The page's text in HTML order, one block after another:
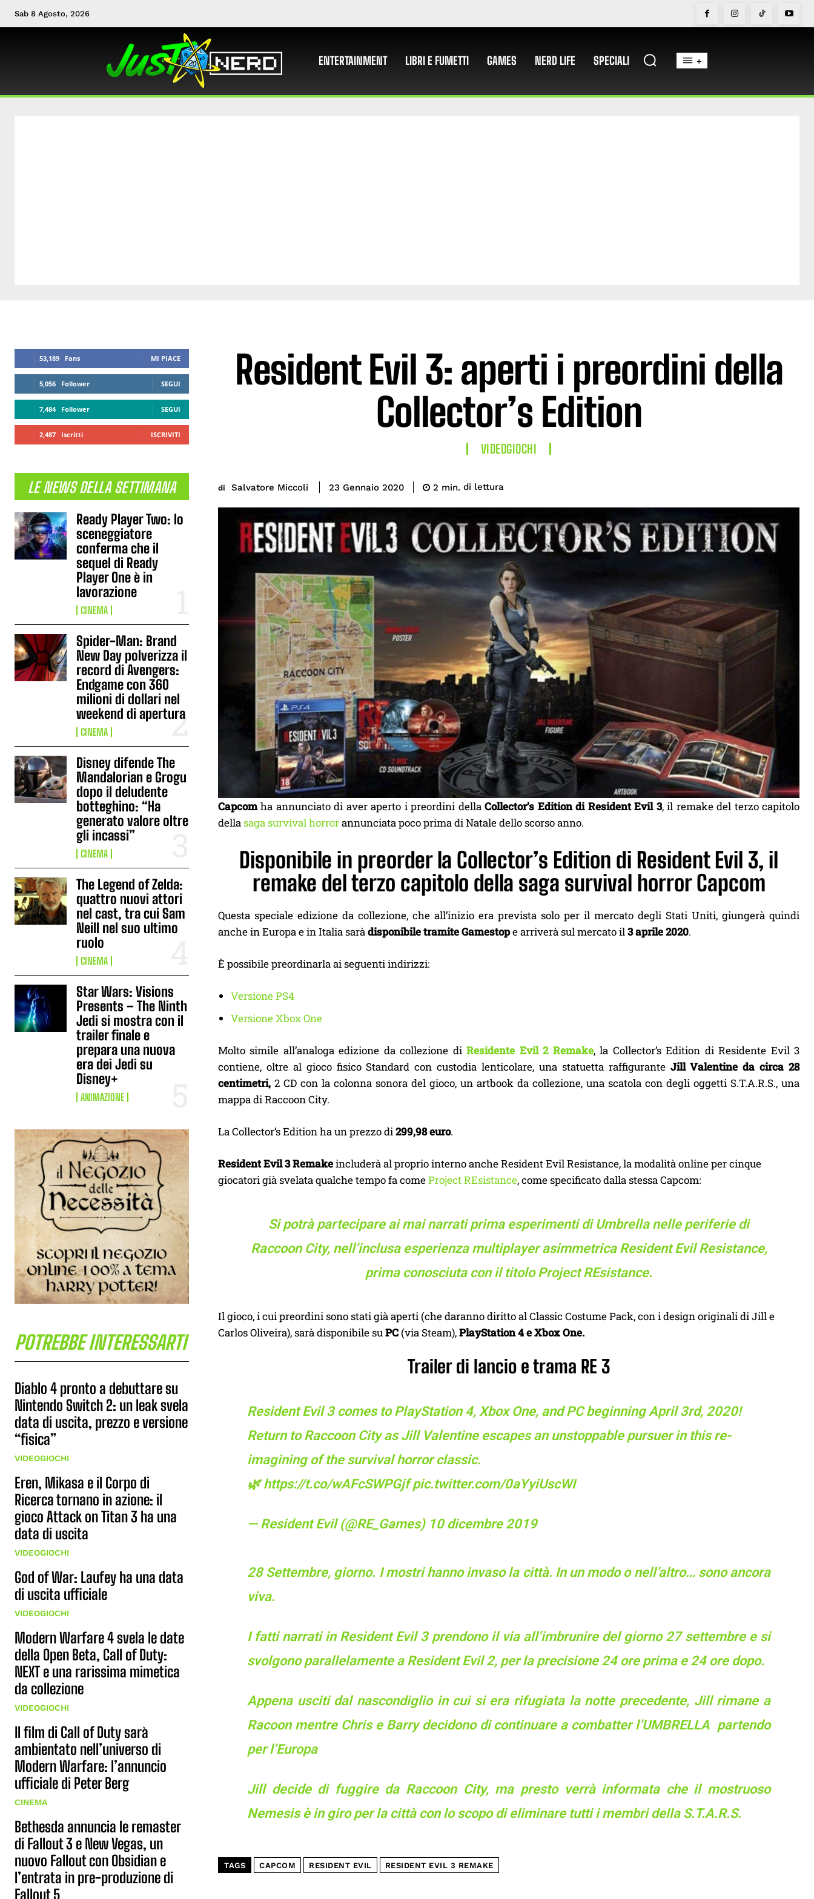
Sab 8 Agosto, 2026
ENTERTAINMENT LIBRI E FUMETTI GAMES NERD LIFE SPECIALI +
53,189 Fans MI PIACE
5,056 Follower SEGUI
7,484 Follower SEGUI
2,487 Iscritti ISCRIVITI
LE NEWS DELLA SETTIMANA
Ready Player Two: lo
sceneggiatore
conferma che il
sequel di Ready
Player One è in
lavorazione
CINEMA
Spider-Man: Brand
New Day polverizza il
record di Avengers:
Endgame con 360
milioni di dollari nel
weekend di apertura
CINEMA
Disney difende The
Mandalorian e Grogu
dopo il deludente
botteghino: “Ha
generato valore oltre
gli incassi”
CINEMA
The Legend of Zelda:
quattro nuovi attori
nel cast, tra cui Sam
Neill nel suo ultimo
ruolo
CINEMA
Star Wars: Visions
Presents – The Ninth
Jedi si mostra con il
trailer finale e
prepara una nuova
era dei Jedi su
Disney+
ANIMAZIONE
POTREBBE INTERESSARTI
Diablo 4 pronto a debuttare su
Nintendo Switch 2: un leak svela
data di uscita, prezzo e versione
“fisica”
VIDEOGIOCHI
Eren, Mikasa e il Corpo di
Ricerca tornano in azione: il
gioco Attack on Titan 3 ha una
data di uscita
VIDEOGIOCHI
God of War: Laufey ha una data
di uscita ufficiale
VIDEOGIOCHI
Modern Warfare 4 svela le date
della Open Beta, Call of Duty:
NEXT e una rarissima mimetica
da collezione
VIDEOGIOCHI
Il film di Call of Duty sarà
ambientato nell’universo di
Modern Warfare: l’annuncio
ufficiale di Peter Berg
CINEMA
Bethesda annuncia le remaster
di Fallout 3 e New Vegas, un
nuovo Fallout con Obsidian e
l’entrata in pre-produzione di
Fallout 5
Resident Evil 3: aperti i preordini della
Collector’s Edition
VIDEOGIOCHI
di Salvatore Miccoli 23 Gennaio 2020 2 min. di lettura
Capcomha annunciato di aver aperto i preordini dellaCollector’s Edition di Resident Evil 3, il remake del terzo capitolo
dellasaga survival horrorannunciata poco prima di Natale dello scorso anno.
Disponibile in preorder la Collector’s Edition di Resident Evil 3, il
remake del terzo capitolo della saga survival horror Capcom
Questa speciale edizione da collezione, che all’inizio era prevista solo per il mercato degli Stati Uniti, giungerà quindi
anche in Europa e in Italia saràdisponibile tramite Gamestope arriverà sul mercato il3 aprile 2020.
È possibile preordinarla ai seguenti indirizzi:
Versione PS4
Versione Xbox One
Molto simile all’analoga edizione da collezione diResidente Evil 2 Remake, la Collector’s Edition di Residente Evil 3
contiene, oltre al gioco fisico Standard con custodia lenticolare, una statuetta raffigurante Jill Valentine da circa 28
centimetri, 2 CD con la colonna sonora del gioco, un artbook da collezione, una scatola con degli oggetti S.T.A.R.S., una
mappa di Raccoon City.
La Collector’s Edition ha un prezzo di299,98 euro.
Resident Evil 3 Remakeincluderà al proprio interno anche Resident Evil Resistance, la modalità online per cinque
giocatori già svelata qualche tempo fa comeProject REsistance, come specificato dalla stessa Capcom:
Si potrà partecipare ai mai narrati prima esperimenti di Umbrella nelle periferie di
Raccoon City, nell’inclusa esperienza multiplayer asimmetrica Resident Evil Resistance,
prima conosciuta con il titolo Project REsistance.
Il gioco, i cui preordini sono stati già aperti (che daranno diritto al Classic Costume Pack, con i design originali di Jill e
Carlos Oliveira), sarà disponibile suPC (via Steam),PlayStation 4 e Xbox One.
Trailer di lancio e trama RE 3
Resident Evil 3 comes to PlayStation 4, Xbox One, and PC beginning April 3rd, 2020!
Return to Raccoon City as Jill Valentine escapes an unstoppable pursuer in this re-
imagining of the survival horror classic.
🌿https://t.co/wAFcSWPGjf pic.twitter.com/0aYyiUscWI
— Resident Evil (@RE_Games) 10 dicembre 2019
28 Settembre, giorno. I mostri hanno invaso la città. In un modo o nell’altro… sono ancora
viva.
I fatti narrati in Resident Evil 3 prendono il via all’imbrunire del giorno 27 settembre e si
svolgono parallelamente a Resident Evil 2, per la precisione 24 ore prima e 24 ore dopo.
Appena usciti dal nascondiglio in cui si era rifugiata la notte precedente, Jill rimane a
Racoon mentre Chris e Barry decidono di continuare a combatter l’UMBRELLA partendo
per l’Europa
Jill decide di fuggire da Raccoon City, ma presto verrà informata che il mostruoso
Nemesis è in giro per la città con lo scopo di eliminare tutti i membri della S.T.A.R.S.
TAGS CAPCOM RESIDENT EVIL RESIDENT EVIL 3 REMAKE